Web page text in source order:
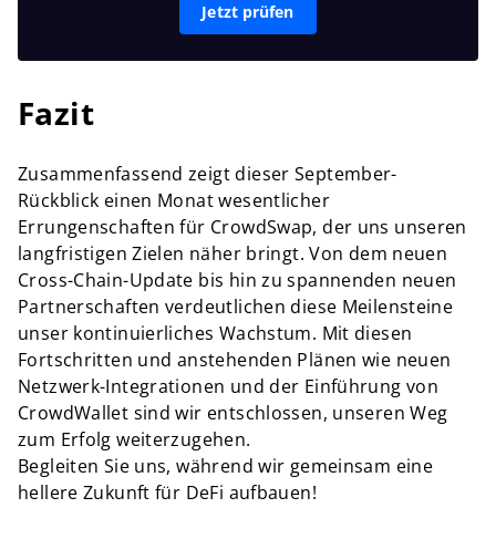
Jetzt prüfen
Fazit
Zusammenfassend zeigt dieser September-
Rückblick einen Monat wesentlicher
Errungenschaften für CrowdSwap, der uns unseren
langfristigen Zielen näher bringt. Von dem neuen
Cross-Chain-Update bis hin zu spannenden neuen
Partnerschaften verdeutlichen diese Meilensteine
unser kontinuierliches Wachstum. Mit diesen
Fortschritten und anstehenden Plänen wie neuen
Netzwerk-Integrationen und der Einführung von
CrowdWallet sind wir entschlossen, unseren Weg
zum Erfolg weiterzugehen.
Begleiten Sie uns, während wir gemeinsam eine
hellere Zukunft für DeFi aufbauen!